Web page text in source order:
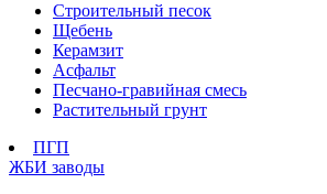
Строительный песок
Щебень
Керамзит
Асфальт
Песчано-гравийная смесь
Растительный грунт
ПГП
ЖБИ заводы